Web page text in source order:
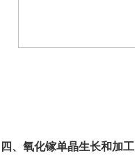
四、氧化镓单晶生长和加工